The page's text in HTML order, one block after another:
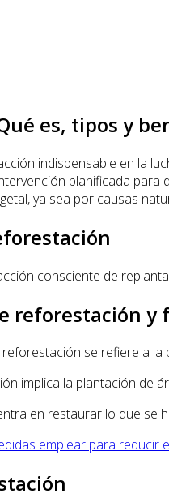
es, tipos y
indispensable en la
planificada para
ya sea por causas
consciente de
reforestación y
se refiere a
implica la plantación de
en restaurar lo que se
emplear para